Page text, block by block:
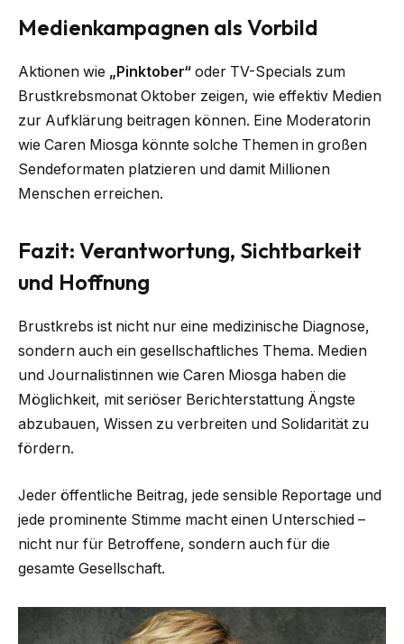
Medienkampagnen als Vorbild
Aktionen wie „Pinktober“ oder TV-Specials zum
Brustkrebsmonat Oktober zeigen, wie effektiv Medien
zur Aufklärung beitragen können. Eine Moderatorin
wie Caren Miosga könnte solche Themen in großen
Sendeformaten platzieren und damit Millionen
Menschen erreichen.
Fazit: Verantwortung, Sichtbarkeit
und Hoffnung
Brustkrebs ist nicht nur eine medizinische Diagnose,
sondern auch ein gesellschaftliches Thema. Medien
und Journalistinnen wie Caren Miosga haben die
Möglichkeit, mit seriöser Berichterstattung Ängste
abzubauen, Wissen zu verbreiten und Solidarität zu
fördern.
Jeder öffentliche Beitrag, jede sensible Reportage und
jede prominente Stimme macht einen Unterschied –
nicht nur für Betroffene, sondern auch für die
gesamte Gesellschaft.